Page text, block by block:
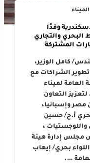
وفدًا
البحري والتجاري
المشتركة
كامل الوزير،
وتطوير الشراكات مع
العامة لميناء
التعاون
مصر وإسبانيا،
أ.ح/ حسين
واللوجستيات ،
مجلس إدارة هيئة
بحري/ إيهاب
….